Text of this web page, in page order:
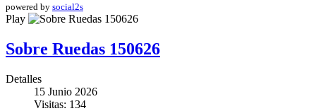
powered by social2s
Play
Sobre Ruedas 150626
Detalles
15 Junio 2026
Visitas: 134